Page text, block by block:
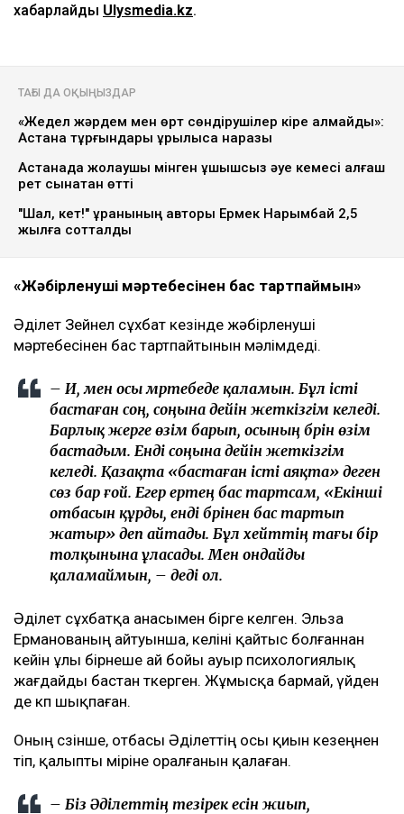
хабарлайды Ulysmedia.kz.
ТАҒЫ ДА ОҚЫҢЫЗДАР
«Жедел жәрдем мен өрт сөндірушілер кіре алмайды»:
Астана тұрғындары құрылысқа наразы
Астанада жолаушы мінген ұшқышсыз әуе кемесі алғаш
рет сынақтан өтті
"Шал, кет!" ұранының авторы Ермек Нарымбай 2,5
жылға сотталды
«Жәбірленуші мәртебесінен бас тартпаймын»
Әділет Зейнел сұхбат кезінде жәбірленуші
мәртебесінен бас тартпайтынын мәлімдеді.
– Иә, мен осы мәртебеде қаламын. Бұл істі
бастаған соң, соңына дейін жеткізгім келеді.
Барлық жерге өзім барып, осының бәрін өзім
бастадым. Енді соңына дейін жеткізгім
келеді. Қазақта «бастаған істі аяқта» деген
сөз бар ғой. Егер ертең бас тартсам, «Екінші
отбасын құрды, енді бәрінен бас тартып
жатыр» деп айтады. Бұл хейттің тағы бір
толқынына ұласады. Мен ондайды
қаламаймын, – деді ол.
Әділет сұхбатқа анасымен бірге келген. Эльза
Ерманованың айтуынша, келіні қайтыс болғаннан
кейін ұлы бірнеше ай бойы ауыр психологиялық
жағдайды бастан өткерген. Жұмысқа бармай, үйден
де көп шықпаған.
Оның сөзінше, отбасы Әділеттің осы қиын кезеңнен
өтіп, қалыпты өміріне оралғанын қалаған.
– Біз Әділеттің тезірек есін жиып,